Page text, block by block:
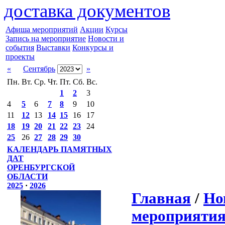
доставка документов
Афиша мероприятий Акции Курсы
Запись на мероприятие Новости и
события Выставки Конкурсы и
проекты
«
Сентябрь
»
Пн. Вт. Ср. Чт. Пт. Сб. Вс.
1
2
3
4
5 6 7 8 9
10
11
12 13 14 15 16
17
18
19 20 21 22 23
24
25
26 27 28 29 30
КАЛЕНДАРЬ ПАМЯТНЫХ
ДАТ
ОРЕНБУРГСКОЙ
ОБЛАСТИ
2025 · 2026
Главная /